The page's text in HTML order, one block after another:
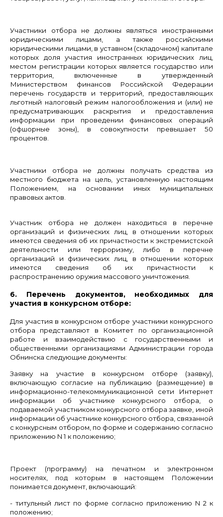
Участники отбора не должны являться иностранными
юридическими лицами, а также российскими
юридическими лицами, в уставном (складочном) капитале
которых доля участия иностранных юридических лиц,
местом регистрации которых является государство или
территория, включенные в утвержденный
Министерством финансов Российской Федерации
перечень государств и территорий, предоставляющих
льготный налоговый режим налогообложения и (или) не
предусматривающих раскрытия и предоставления
информации при проведении финансовых операций
(офшорные зоны), в совокупности превышает 50
процентов.
Участники отбора не должны получать средства из
местного бюджета на цель, установленную настоящим
Положением, на основании иных муниципальных
правовых актов.
Участник отбора не должен находиться в перечне
организаций и физических лиц, в отношении которых
имеются сведения об их причастности к экстремистской
деятельности или терроризму, либо в перечне
организаций и физических лиц, в отношении которых
имеются сведения об их причастности к
распространению оружия массового уничтожения.
6. Перечень документов, необходимых для
участия в конкурсном отборе:
Для участия в конкурсном отборе участники конкурсного
отбора представляют в
Комитет по организационной
работе и взаимодействию с государственными и
общественными организациями Администрации города
Обнинска следующие документы:
Заявкуна участие в конкурсном отборе (заявку),
включающую согласие на публикацию (размещение) в
информационно-телекоммуникационной сети Интернет
информации об участнике конкурсного отбора, о
подаваемой участником конкурсного отбора заявке, иной
информации об участнике конкурсного отбора, связанной
с конкурсным отбором, по форме и содержанию согласно
приложению N 1 к положению;
Проект (программу) на печатном и электронном
носителях, под которым в настоящем Положении
понимается документ, включающий:
- титульный лист по форме согласно приложению N 2 к
положению;